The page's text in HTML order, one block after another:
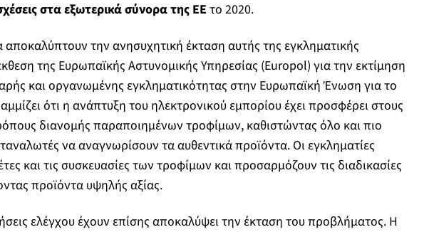
στα εξωτερικά σύνορα της ΕΕτο 2020.
την ανησυχητική έκταση αυτής της εγκληματικής
της Ευρωπαϊκής Αστυνομικής Υπηρεσίας (Europol) για την εκτίμηση
και οργανωμένης εγκληματικότητας στην Ευρωπαϊκή Ένωση για το
ότι η ανάπτυξη του ηλεκτρονικού εμπορίου έχει προσφέρει στους
διανομής παραποιημένων τροφίμων, καθιστώντας όλο και πιο
να αναγνωρίσουν τα αυθεντικά προϊόντα. Οι εγκληματίες
και τις συσκευασίες των τροφίμων και προσαρμόζουν τις διαδικασίες
προϊόντα υψηλής αξίας.
ελέγχου έχουν επίσης αποκαλύψει την έκταση του προβλήματος. Η